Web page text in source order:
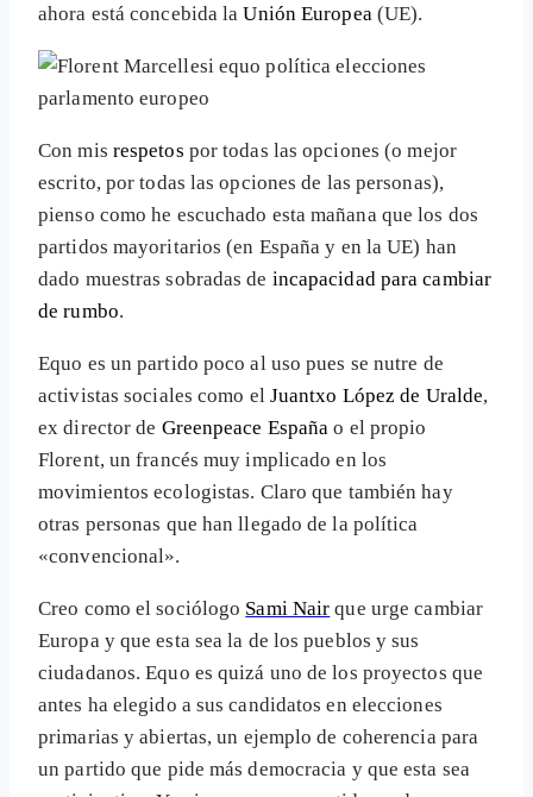
ahora está concebida laUnión Europea (UE).
Con mis respetos por todas las opciones (o mejor
escrito, por todas las opciones de las personas),
pienso como he escuchado esta mañana que los dos
partidos mayoritarios (en España y en la UE) han
dado muestras sobradas de incapacidad para cambiar
de rumbo.
Equo es un partido poco al uso pues se nutre de
activistas sociales como el Juantxo López de Uralde,
ex director de Greenpeace España o el propio
Florent, un francés muy implicado en los
movimientos ecologistas. Claro que también hay
otras personas que han llegado de la política
«convencional».
Creo como el sociólogo Sami Nair que urge cambiar
Europa y que esta sea la de los pueblos y sus
ciudadanos. Equo es quizá uno de los proyectos que
antes ha elegido a sus candidatos en elecciones
primarias y abiertas, un ejemplo de coherencia para
un partido que pide más democracia y que esta sea